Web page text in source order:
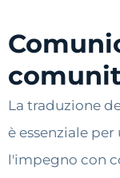
La traduzione
è essenziale
l'impegno con